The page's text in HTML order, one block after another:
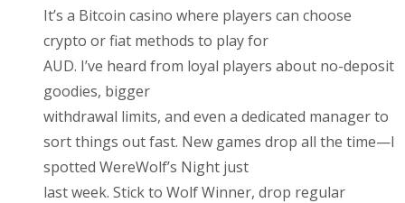
It’s a Bitcoin casino where players can choose
crypto or fiat methods to play for
AUD. I’ve heard from loyal players about no-deposit
goodies, bigger
withdrawal limits, and even a dedicated manager to
sort things out fast. New games drop all the time—I
spotted WereWolf’s Night just
last week. Stick to Wolf Winner, drop regular